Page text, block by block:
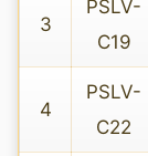
3
PSLV-
C19
4
PSLV-
C22